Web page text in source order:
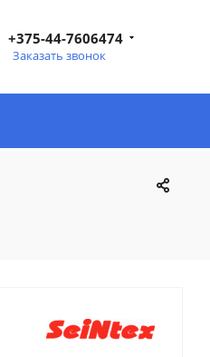
+375-44-7606474
Заказать звонок